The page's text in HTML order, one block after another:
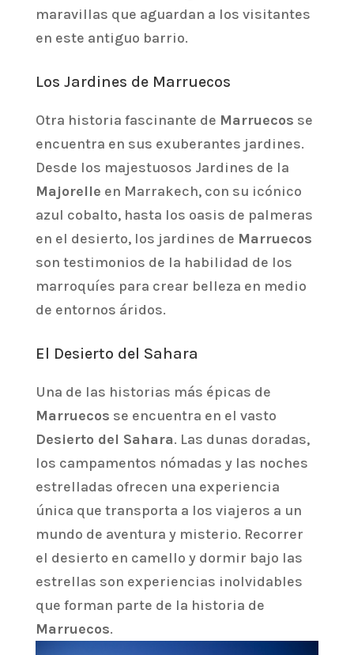
maravillas que aguardan a los visitantes
en este antiguo barrio.
Los Jardines de Marruecos
Otra historia fascinante de Marruecos se
encuentra en sus exuberantes jardines.
Desde los majestuosos Jardines de la
Majorelle en Marrakech, con su icónico
azul cobalto, hasta los oasis de palmeras
en el desierto, los jardines de Marruecos
son testimonios de la habilidad de los
marroquíes para crear belleza en medio
de entornos áridos.
El Desierto del Sahara
Una de las historias más épicas de
Marruecos se encuentra en el vasto
Desierto del Sahara. Las dunas doradas,
los campamentos nómadas y las noches
estrelladas ofrecen una experiencia
única que transporta a los viajeros a un
mundo de aventura y misterio. Recorrer
el desierto en camello y dormir bajo las
estrellas son experiencias inolvidables
que forman parte de la historia de
Marruecos.